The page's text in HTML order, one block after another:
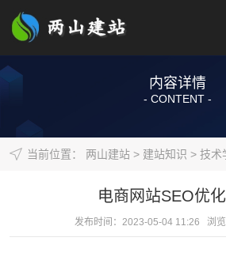
内容详情
- CONTENT -
当前位置： 两山建站> 建站知识 > 技术
电商网站SEO优
发布时间：2023-05-04 11:26 浏览